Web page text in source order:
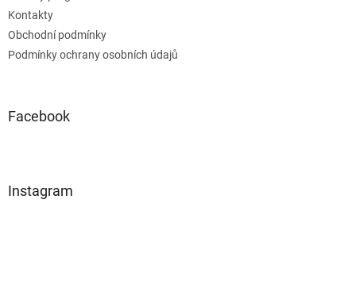
Kontakty
Obchodní podmínky
Podmínky ochrany osobních údajů
Facebook
Instagram